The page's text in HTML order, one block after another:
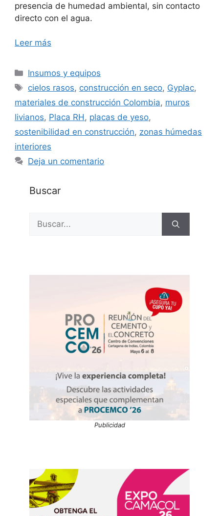
presencia de humedad ambiental, sin contacto
directo con el agua.
Leer más
Categorías
Insumos y equipos
Etiquetas
cielos rasos, construcción en seco, Gyplac,
materiales de construcción Colombia, muros
livianos, Placa RH, placas de yeso,
sostenibilidad en construcción, zonas húmedas
interiores
Deja un comentario
Buscar
Buscar:
Publicidad